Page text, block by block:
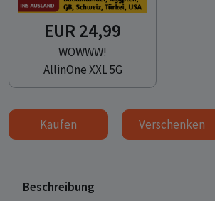
EUR 24,99
WOWWW!
AllinOne XXL 5G
Kaufen Verschenken
Beschreibung